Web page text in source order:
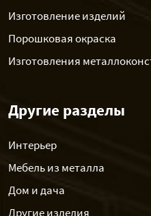
Изготовление изделий
Порошковая окраска
Изготовления
Другие разделы
Интерьер
Мебель из металла
Дом и дача
Другие изделия